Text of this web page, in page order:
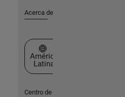
Acerca de MathWorks
Seleccione un país/idioma
América
Latina
Centro de